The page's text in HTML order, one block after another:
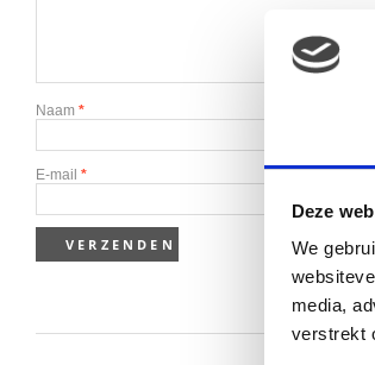
Deze
We
media,
verstrekt
Naam *
E-mail *